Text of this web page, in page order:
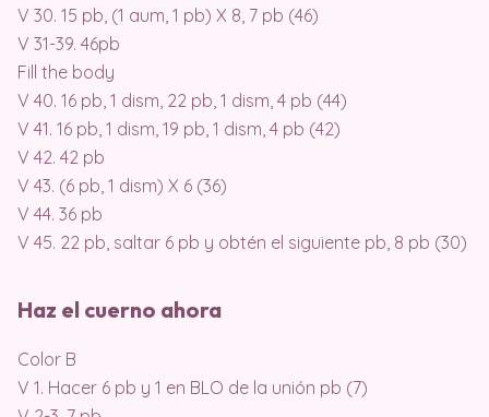
V 30. 15 pb, (1 aum, 1 pb) X 8, 7 pb (46)
V 31-39. 46pb
Fill the body
V 40. 16 pb, 1 dism, 22 pb, 1 dism, 4 pb (44)
V 41. 16 pb, 1 dism, 19 pb, 1 dism, 4 pb (42)
V 42. 42 pb
V 43. (6 pb, 1 dism) X 6 (36)
V 44. 36 pb
V 45. 22 pb, saltar 6 pb y obtén el siguiente pb, 8 pb (30)
Haz el cuerno ahora
Color B
V 1. Hacer 6 pb y 1 en BLO de la unión pb (7)